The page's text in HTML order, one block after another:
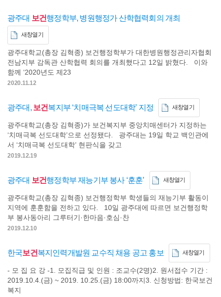
광주대 보건행정학부, 병원행정가 산학협력회의 개최
새창열기
광주대학교(총장 김혁종) 보건행정학부가 대한병원행정관리자협회
전남지부 감독관 산학협력 회의를 개최했다고 12일 밝혔다. 이와
함께 ‘2020년도 제23
2020.11.12
광주대, 보건복지부 ‘치매극복 선도대학’ 지정 새창열기
광주대학교(총장 김혁종)가 보건복지부 중앙치매센터가 지정하는
‘치매극복 선도대학’으로 선정됐다. 광주대는 19일 학교 백인관에
서 ‘치매극복 선도대학’ 현판식을 갖고
2019.12.19
광주대 보건행정학부 재능기부 봉사 ‘훈훈’ 새창열기
광주대학교(총장 김혁종) 보건행정학부 학생들의 재능기부 활동이
지역에 훈훈함을 전하고 있다. 10일 광주대에 따르면 보건행정학
부 봉사동아리 그루터기·한마음·호심·찬
2019.12.10
한국보건복지인력개발원 교수직 채용 공고 홍보 새창열기
- 모 집 요 강 -1. 모집직급 및 인원 : 조교수(2명)2. 원서접수 기간 :
2019.10.4.(금) ~ 2019. 10.25.(금) 18:00까지3. 신청방법: 한국보건
복지